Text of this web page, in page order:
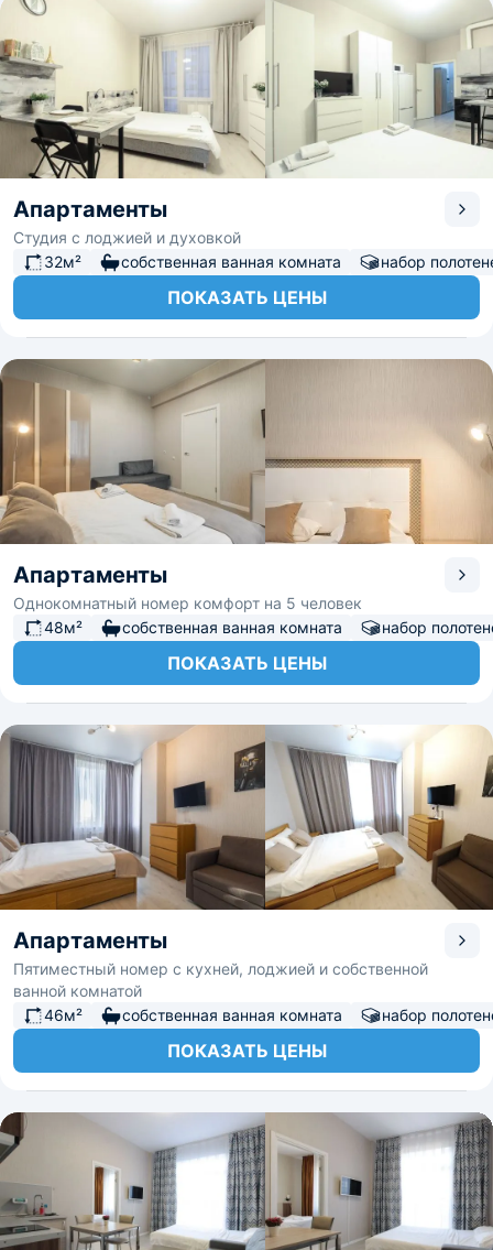
Апартаменты
Студия с лоджией и духовкой
32м²
собственная ванная комната набор
ПОКАЗАТЬ ЦЕНЫ
Апартаменты
Однокомнатный номер комфорт на 5 человек
48м²
собственная ванная комната набор
ПОКАЗАТЬ ЦЕНЫ
Апартаменты
Пятиместный номер с кухней, лоджией и собственной
ванной комнатой
46м²
собственная ванная комната набор
ПОКАЗАТЬ ЦЕНЫ